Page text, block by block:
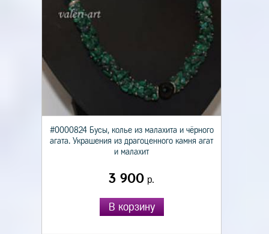
#0000824 Бусы, колье из малахита и чёрного
агата. Украшения из драгоценного камня агат
и малахит
3 900 р.
В корзину